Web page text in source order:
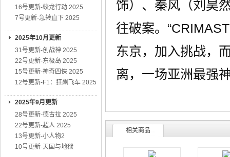
16号更新-蛟龙行动 2025
7号更新-急转直下 2025
2025年10月更新
31号更新-创战神 2025
22号更新-东极岛 2025
15号更新-神奇四侠 2025
12号更新-F1：狂飙飞车 2025
2025年9月更新
28号更新-德古拉 2025
22号更新-超人 2025
13号更新-小人物2
10号更新-天国与地狱
饰）、秦风（刘昊
往破案。
东京，加入挑战，
离，一场亚洲最强
相关商品